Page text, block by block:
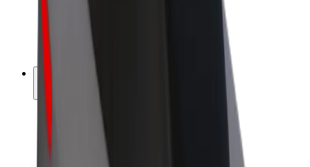
Sõidukipargid
Frantsiisid
Ettevõte
Töövõimalused
Boltist lähemalt
Bolt ja kestlikkus